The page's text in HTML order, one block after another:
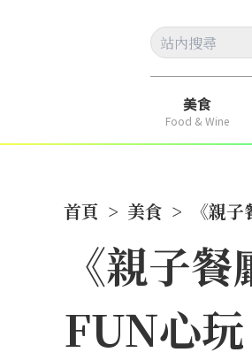
美食
Food & Wine
首頁 > 美食 > 《親
《親子
FUN心玩